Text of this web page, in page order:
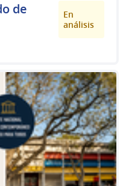
de
En
análisis